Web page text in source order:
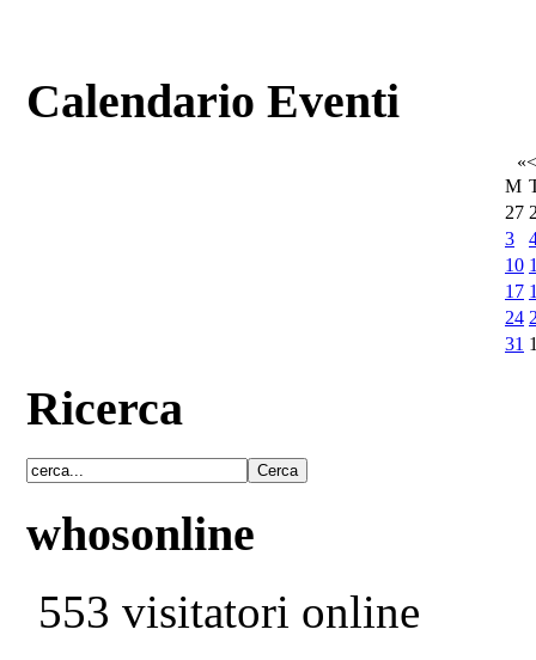
Calendario Eventi
«<
M
27
3
10
17
24
31
Ricerca
whosonline
553 visitatori online